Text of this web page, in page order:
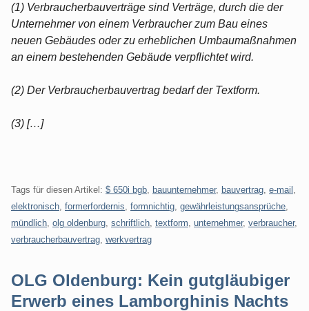
(1) Verbraucherbauverträge sind Verträge, durch die der
Unternehmer von einem Verbraucher zum Bau eines
neuen Gebäudes oder zu erheblichen Umbaumaßnahmen
an einem bestehenden Gebäude verpflichtet wird.
(2) Der Verbraucherbauvertrag bedarf der Textform.
(3) […]
Tags für diesen Artikel: $ 650i bgb bauunternehmer, bauvertrag e-mail
elektronisch formerfordernis formnichtig gewährleistungsansprüche
mündlich olg oldenburg schriftlich textform unternehmer, verbraucher,
verbraucherbauvertrag werkvertrag
OLG Oldenburg: Kein gutgläubiger
Erwerb eines Lamborghinis Nachts